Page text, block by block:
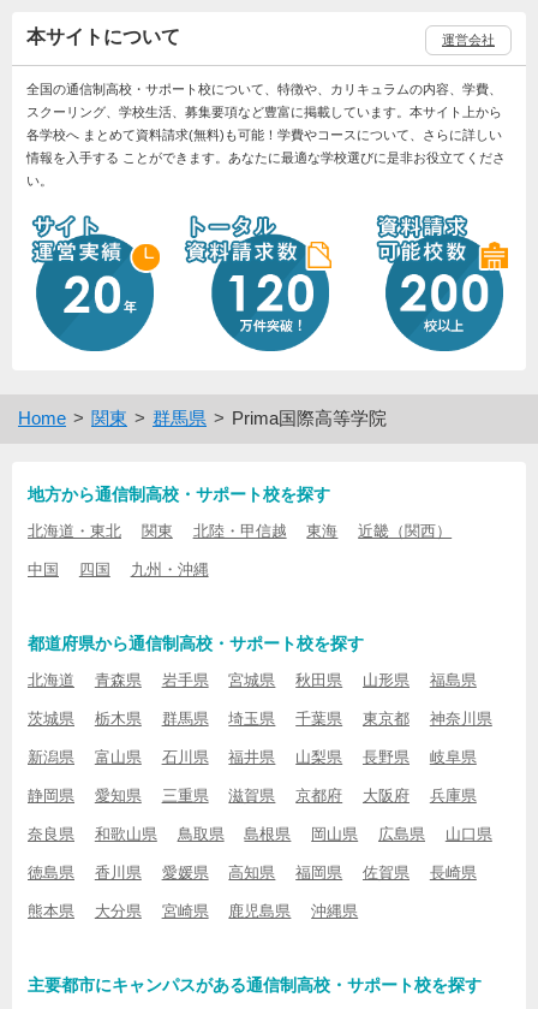
本サイトについて 運営会社
全国の通信制高校・サポート校について、特徴や、カリキュラムの内容、学費、
スクーリング、学校生活、募集要項など豊富に掲載しています。本サイト上から
各学校へ まとめて資料請求(無料)も可能！学費やコースについて、さらに詳しい
情報を入手する ことができます。あなたに最適な学校選びに是非お役立てくださ
い。
Home 関東 群馬県 Prima国際高等学院
地方から通信制高校・サポート校を探す
北海道・東北 関東 北陸・甲信越 東海 近畿（関西）
中国 四国 九州・沖縄
都道府県から通信制高校・サポート校を探す
北海道 青森県 岩手県 宮城県 秋田県 山形県 福島県
茨城県 栃木県 群馬県 埼玉県 千葉県 東京都 神奈川県
新潟県 富山県 石川県 福井県 山梨県 長野県 岐阜県
静岡県 愛知県 三重県 滋賀県 京都府 大阪府 兵庫県
奈良県 和歌山県 鳥取県 島根県 岡山県 広島県 山口県
徳島県 香川県 愛媛県 高知県 福岡県 佐賀県 長崎県
熊本県 大分県 宮崎県 鹿児島県 沖縄県
主要都市にキャンパスがある通信制高校・サポート校を探す